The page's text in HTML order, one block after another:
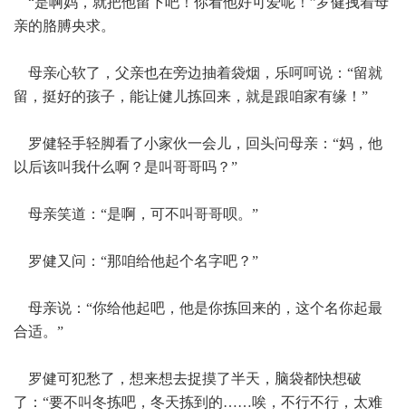
亲的胳膊央求。
母亲心软了，父亲也在旁边抽着袋烟，乐呵呵说：“留就
留，挺好的孩子，能让健儿拣回来，就是跟咱家有缘！”
罗健轻手轻脚看了小家伙一会儿，回头问母亲：“妈，他
以后该叫我什么啊？是叫哥哥吗？”
母亲笑道：“是啊，可不叫哥哥呗。”
罗健又问：“那咱给他起个名字吧？”
母亲说：“你给他起吧，他是你拣回来的，这个名你起最
合适。”
罗健可犯愁了，想来想去捉摸了半天，脑袋都快想破
了：“要不叫冬拣吧，冬天拣到的……唉，不行不行，太难